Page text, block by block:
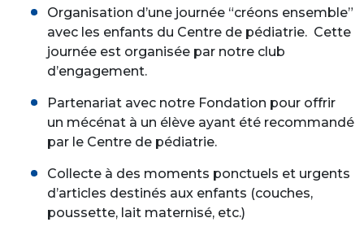
Organisation d’une journée “créons ensemble”
avec les enfants du Centre de pédiatrie. Cette
journée est organisée par notre club
d’engagement.
Partenariat avec notre Fondation pour offrir
un mécénat à un élève ayant été recommandé
par le Centre de pédiatrie.
Collecte à des moments ponctuels et urgents
d’articles destinés aux enfants (couches,
poussette, lait maternisé, etc.)